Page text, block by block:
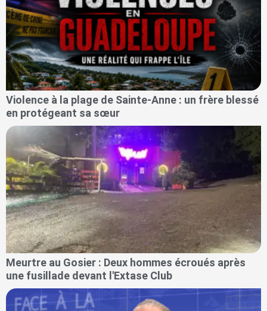
Violence à la plage de Sainte-Anne : un frère blessé
en protégeant sa sœur
Meurtre au Gosier : Deux hommes écroués après
une fusillade devant l'Extase Club